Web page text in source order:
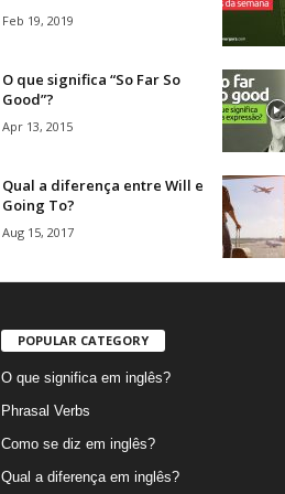
Feb 19, 2019
O que significa “So Far So
Good”?
Apr 13, 2015
Qual a diferença entre Will e
Going To?
Aug 15, 2017
POPULAR CATEGORY
O que significa em inglês?
Phrasal Verbs
Como se diz em inglês?
Qual a diferença em inglês?